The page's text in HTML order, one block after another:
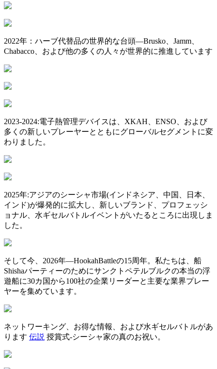
2022年：ハーブ代替品の世界的な台頭—Brusko、Jamm、
Chabacco、および他の多くの人々が世界的に推進しています
2023-2024:電子熱管理デバイスは、XKAH、ENSO、および
多くの新しいプレーヤーとともにグローバルセグメントに変
わりました。
2025年:アジアのシーシャ市場(インドネシア、中国、日本、
インド)が爆発的に拡大し、新しいブランド、プロフェッシ
ョナル、水ギセルバトルイベントがいたるところに出現しま
した。
そして今、2026年—HookahBattleの15周年。私たちは、船
Shishaパーティーのためにサンクトペテルブルクの本当の浮
遊船に30カ国から100社の企業リーダーと主要な業界プレー
ヤーを集めています。
ネットワーキング、お得な情報、および水ギセルバトルがあ
ります 伝説 授賞式-シーシャ家の真のお祝い。